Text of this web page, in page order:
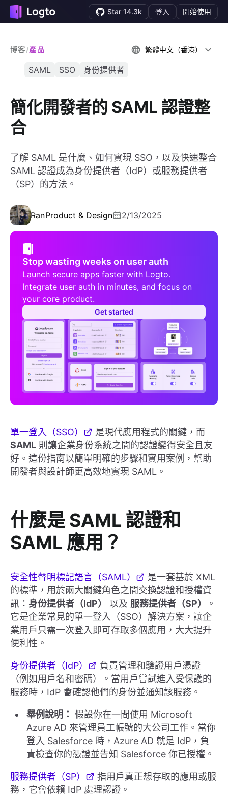
Star 14.3k 登入 開始使用
博客/產品 繁體中文（香港）
SAML SSO 身份提供者
簡化開發者的 SAML 認證整
合
了解 SAML 是什麼、如何實現 SSO，以及快速整合
SAML 認證成為身份提供者（IdP）或服務提供者
（SP）的方法。
RanProduct & Design 2/13/2025
Stop wasting weeks on user auth
Launch secure apps faster with Logto.
Integrate user auth in minutes, and focus on
your core product.
Get started
單一登入（SSO）
是現代應用程式的關鍵，而
SAML 則讓企業身份系統之間的認證變得安全且友
好。這份指南以簡單明確的步驟和實用案例，幫助
開發者與設計師更高效地實現 SAML。
什麼是 SAML 認證和
SAML 應用？
安全性聲明標記語言（SAML）
是一套基於 XML
的標準，用於兩大關鍵角色之間交換認證和授權資
訊： 身份提供者（IdP） 以及 服務提供者（SP）
。
它是企業常見的單一登入（SSO）解決方案，讓企
業用戶只需一次登入即可存取多個應用，大大提升
便利性。
身份提供者（IdP）
負責管理和驗證用戶憑證
（例如用戶名和密碼）。當用戶嘗試進入受保護的
服務時，IdP 會確認他們的身份並通知該服務。
舉例說明： 假設你在一間使用 Microsoft
Azure AD 來管理員工帳號的大公司工作。當你
登入 Salesforce 時，Azure AD 就是 IdP，負
責檢查你的憑證並告知 Salesforce 你已授權。
服務提供者（SP）
指用戶真正想存取的應用或服
務，它會依賴 IdP 處理認證。